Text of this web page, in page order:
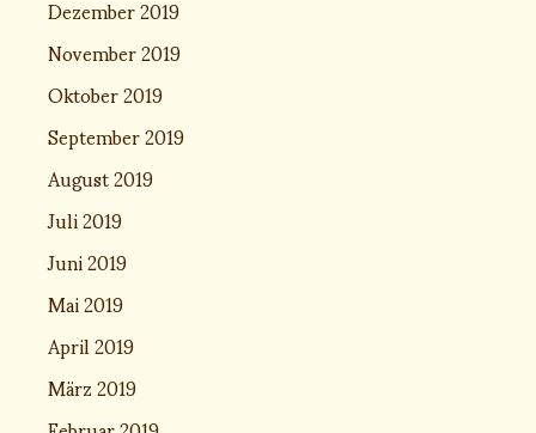
November 2019
Oktober 2019
September 2019
August 2019
Juli 2019
Juni 2019
Mai 2019
April 2019
März 2019